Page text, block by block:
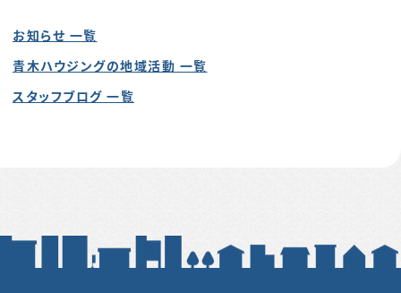
お知らせ 一覧
青木ハウジングの地域活動 一覧
スタッフブログ 一覧